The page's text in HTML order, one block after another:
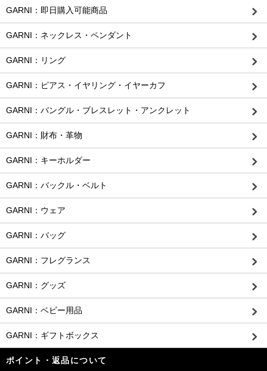
GARNI：即日購入可能商品
GARNI：ネックレス・ペンダント
GARNI：リング
GARNI：ピアス・イヤリング・イヤーカフ
GARNI：バングル・ブレスレット・アンクレット
GARNI：財布・革物
GARNI：キーホルダー
GARNI：バックル・ベルト
GARNI：ウェア
GARNI：バッグ
GARNI：フレグランス
GARNI：グッズ
GARNI：ベビー用品
GARNI：ギフトボックス
ポイント・返品について